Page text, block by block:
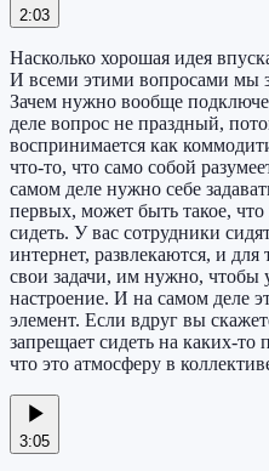
2:03
Насколько хорошая идея
И всеми этими вопросами мы
Зачем нужно вообще
деле вопрос не праздный,
воспринимается как
что-то, что само собой
самом деле нужно себе
первых, может быть такое,
сидеть. У вас сотрудники
интернет, развлекаются, и
свои задачи, им нужно, чтобы
настроение. И на самом деле
элемент. Если вдруг вы
запрещает сидеть на каких-то
что это атмосферу в
3:05